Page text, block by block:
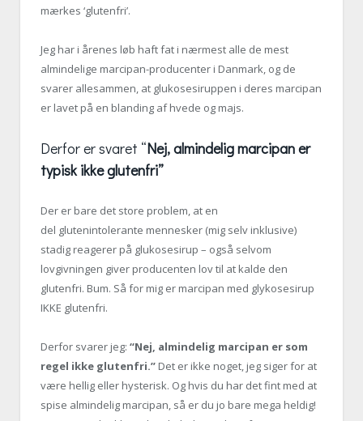
mærkes ‘glutenfri’.
Jeg har i årenes løb haft fat i nærmest alle de mest
almindelige marcipan-producenter i Danmark, og de
svarer allesammen, at glukosesiruppen i deres marcipan
er lavet på en blanding af hvede og majs.
Derfor er svaret “Nej, almindelig marcipan er
typisk ikke glutenfri”
Der er bare det store problem, at en
del glutenintolerante mennesker (mig selv inklusive)
stadig reagerer på glukosesirup – også selvom
lovgivningen giver producenten lov til at kalde den
glutenfri. Bum. Så for mig er marcipan med glykosesirup
IKKE glutenfri.
Derfor svarer jeg: “Nej, almindelig marcipan er som
regel ikke glutenfri.” Det er ikke noget, jeg siger for at
være hellig eller hysterisk. Og hvis du har det fint med at
spise almindelig marcipan, så er du jo bare mega heldig!